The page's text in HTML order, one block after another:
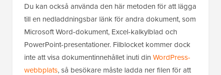
Du kan också använda den här metoden för att lägga
till en nedladdningsbar länk för andra dokument, som
Microsoft Word-dokument, Excel-kalkylblad och
PowerPoint-presentationer. Filblocket kommer dock
inte att visa dokumentinnehållet inuti din WordPress-
webbplats, så besökare måste ladda ner filen för att